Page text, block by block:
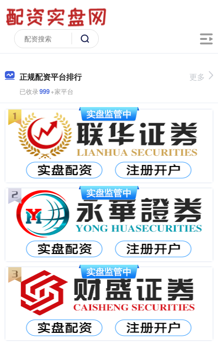
正规配资平台排行
已收录999+家平台
更多